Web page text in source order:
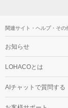
関連サイト・ヘルプ・その
お知らせ
LOHACOとは
AIチャットで質問する